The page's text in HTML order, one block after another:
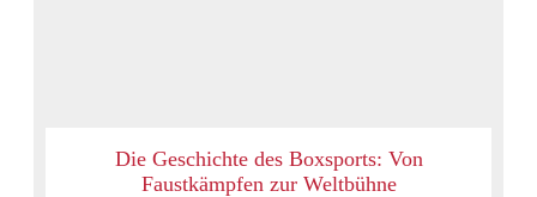
Die Geschichte des Boxsports: Von
Faustkämpfen zur Weltbühne